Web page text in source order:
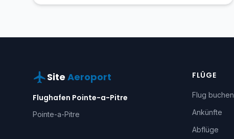
Site Aeroport
Flughafen Pointe-a-Pitre
Pointe-a-Pitre
FLÜGE
Flug buchen
Ankünfte
Abflüge